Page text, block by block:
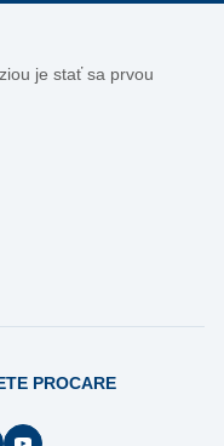
je stať sa prvou
PROCARE